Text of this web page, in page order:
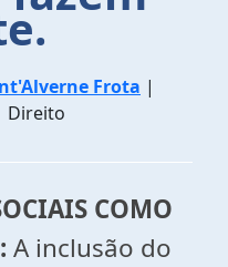
Frota |
Direito
COMO
A inclusão do